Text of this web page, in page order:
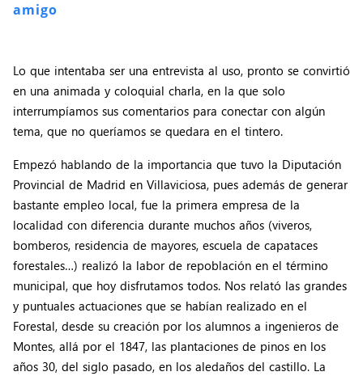
amigo
Lo que intentaba ser una entrevista al uso, pronto se convirtió
en una animada y coloquial charla, en la que solo
interrumpíamos sus comentarios para conectar con algún
tema, que no queríamos se quedara en el tintero.
Empezó hablando de la importancia que tuvo la Diputación
Provincial de Madrid en Villaviciosa, pues además de generar
bastante empleo local, fue la primera empresa de la
localidad con diferencia durante muchos años (viveros,
bomberos, residencia de mayores, escuela de capataces
forestales…) realizó la labor de repoblación en el término
municipal, que hoy disfrutamos todos. Nos relató las grandes
y puntuales actuaciones que se habían realizado en el
Forestal, desde su creación por los alumnos a ingenieros de
Montes, allá por el 1847, las plantaciones de pinos en los
años 30, del siglo pasado, en los aledaños del castillo. La